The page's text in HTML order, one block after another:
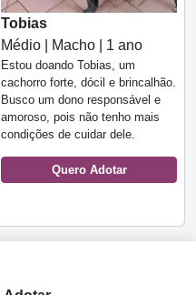
Tobias
Médio | Macho | 1 ano
Estou doando Tobias, um
cachorro forte, dócil e brincalhão.
Busco um dono responsável e
amoroso, pois não tenho mais
condições de cuidar dele.
Quero Adotar